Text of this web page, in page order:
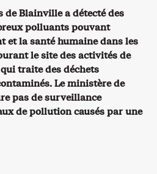
de Blainville a détecté des
polluants pouvant
et la santé humaine dans les
le site des activités de
traite des déchets
Le ministère de
pas de surveillance
de pollution causés par une